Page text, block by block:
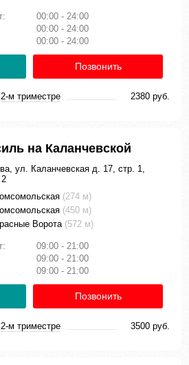
00:00 - 24:00
00:00 - 24:00
00:00 - 24:00
Позвонить
м триместре 2380 руб.
на Каланчевской
ул. Каланчевская д. 17, стр. 1,
(274 м)
(450 м)
Ворота (572 м)
09:00 - 21:00
09:00 - 21:00
09:00 - 21:00
Позвонить
м триместре 3500 руб.